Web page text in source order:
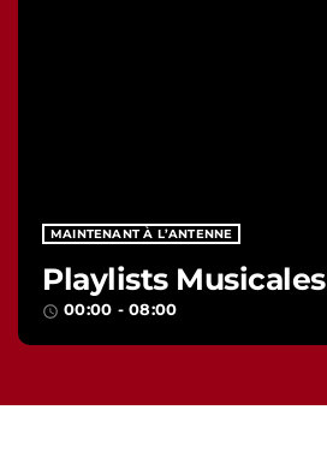
MAINTENANT À L’ANTENNE
Playlists Musicales
access_time 00:00 - 08:00